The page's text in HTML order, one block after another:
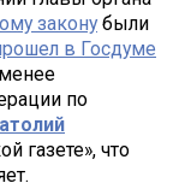
закону были
в Госдуме
по
газете», что